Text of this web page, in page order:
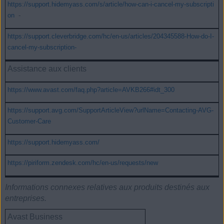
https://support.hidemyass.com/s/article/how-can-i-cancel-my-subscripti
on
-
https://support.cleverbridge.com/hc/en-us/articles/204345588-How-do-I-
cancel-my-subscription-
Assistance aux clients
https://www.avast.com/faq.php?article=AVKB266#idt_300
https://support.avg.com/SupportArticleView?urlName=Contacting-AVG-
Customer-Care
https://support.hidemyass.com/
https://piriform.zendesk.com/hc/en-us/requests/new
Informations connexes relatives aux produits destinés aux
entreprises.
Avast Business